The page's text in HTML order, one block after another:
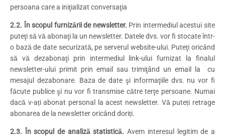
persoana care a iniţializat conversaţia
2.2. În scopul furnizării de newsletter. Prin intermediul acestui site
puteţi să vă abonaţi la un newsletter. Datele dvs. vor fi stocate într-
o bază de date securizată, pe serverul website-ului. Puteţi oricând
să vă dezabonaţi prin intermediul link-ului furnizat la finalul
newsletter-ului primit prin email sau trimiţând un email la cu
mesajul dezabonare. Baza de date şi informaţiile dvs. nu vor fi
făcute publice şi nu vor fi transmise către terţe persoane. Numai
dacă v-ați abonat personal la acest newsletter. Vă puteți retrage
abonarea de la newsletter oricând doriți.
2.3. În scopul de analiză statistică. Avem interesul legitim de a